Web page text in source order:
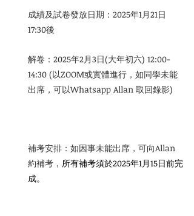
成績及試卷發放日期： 2025年1月21日
17:30後
解卷： 2025年2月3日(大年初六) 12:00-
14:30 (以ZOOM或實體進行，如同學未能
出席，可以Whatsapp Allan 取回錄影)
補考安排：如因事未能出席，可向Allan
約補考， 所有補考須於2025年1月15日前完
成。